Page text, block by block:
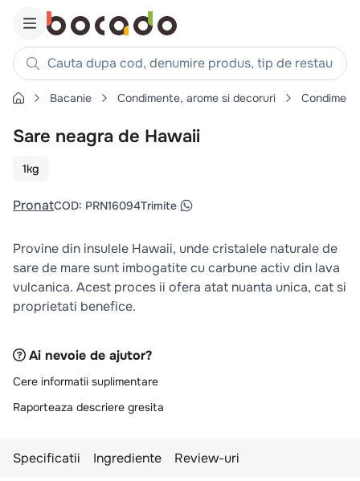
Cauta dupa cod, denumire produs, tip de restaurant,
Căutări populare
1. cartofi
.
4. chifle
6. coaste
7. ceafa
8.
aripi
Bacanie Condimente, arome si decoruri
Sare neagra de Hawaii
1kg
PronatCOD: PRN16094Trimite
Provine din insulele Hawaii, unde cristalele naturale de
sare de mare sunt imbogatite cu carbune activ din lava
vulcanica. Acest proces ii ofera atat nuanta unica, cat si
proprietati benefice.
Ai nevoie de ajutor?
Cere informatii suplimentare
Raporteaza descriere gresita
Specificatii Ingrediente Review-uri